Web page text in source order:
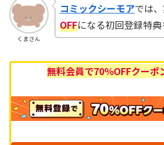
くまさん
コミックシーモアでは
OFFになる初回登録特典
無料会員で70％OFFクーポ